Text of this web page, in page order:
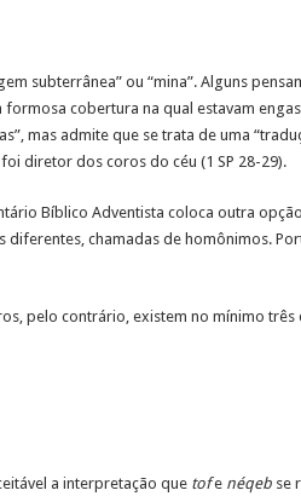
subterrânea” ou “mina”. Alguns
cobertura na qual estavam
mas admite que se trata de uma
diretor dos coros do céu (1 SP 28-29).
Bíblico Adventista coloca outra
chamadas de homônimos.
pelo contrário, existem no mínimo três
a interpretação que tofe néqebse